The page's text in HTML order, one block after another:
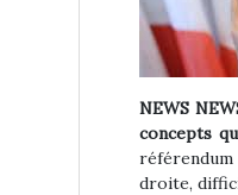
NEWS
concepts
droite,